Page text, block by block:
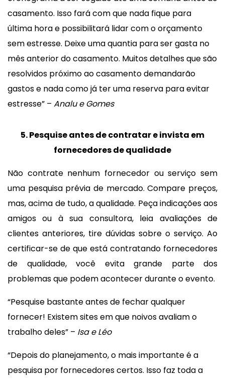
casamento. Isso fará com que nada fique para
última hora e possibilitará lidar com o orçamento
sem estresse. Deixe uma quantia para ser gasta no
mês anterior do casamento. Muitos detalhes que são
resolvidos próximo ao casamento demandarão
gastos e nada como já ter uma reserva para evitar
estresse” – Analu e Gomes
5. Pesquise antes de contratar e invista em
fornecedores de qualidade
Não contrate nenhum fornecedor ou serviço sem
uma pesquisa prévia de mercado. Compare preços,
mas, acima de tudo, a qualidade. Peça indicações aos
amigos ou à sua consultora, leia avaliações de
clientes anteriores, tire dúvidas sobre o serviço. Ao
certificar-se de que está contratando fornecedores
de qualidade, você evita grande parte dos
problemas que podem acontecer durante o evento.
“Pesquise bastante antes de fechar qualquer
fornecer! Existem sites em que noivos avaliam o
trabalho deles” – Isa e Léo
“Depois do planejamento, o mais importante é a
pesquisa por fornecedores certos. Isso faz toda a